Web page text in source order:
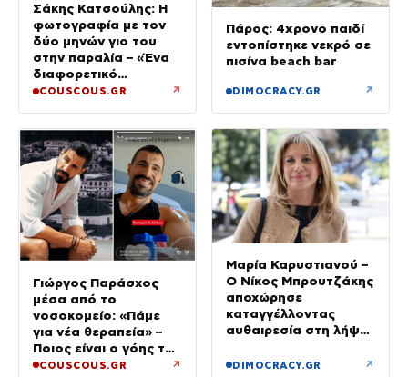
Σάκης Κατσούλης: Η
φωτογραφία με τον
δύο μηνών γιο του
στην παραλία – «Ένα
διαφορετικό
καλοκαίρι»
COUSCOUS.GR ↗
Πάρος: 4χρονο παιδί
εντοπίστηκε νεκρό σε
πισίνα beach bar
DIMOCRACY.GR ↗
Γιώργος Παράσχος
μέσα από το
νοσοκομείο: «Πάμε
για νέα θεραπεία» –
Ποιος είναι ο γόης της
Μενεγάκη που δίνει
COUSCOUS.GR ↗
Μαρία Καρυστιανού –
Ο Νίκος Μπρουτζάκης
αποχώρησε
καταγγέλλοντας
αυθαιρεσία στη λήψη
για τη Δημοκρατία»
DIMOCRACY.GR ↗